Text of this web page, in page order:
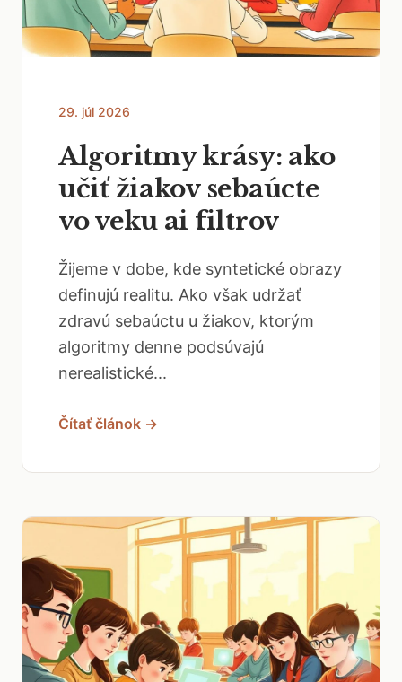
29. júl 2026
Algoritmy krásy: ako
učiť žiakov sebaúcte
vo veku ai filtrov
Žijeme v dobe, kde syntetické obrazy
definujú realitu. Ako však udržať
zdravú sebaúctu u žiakov, ktorým
algoritmy denne podsúvajú
nerealistické...
Čítať článok →